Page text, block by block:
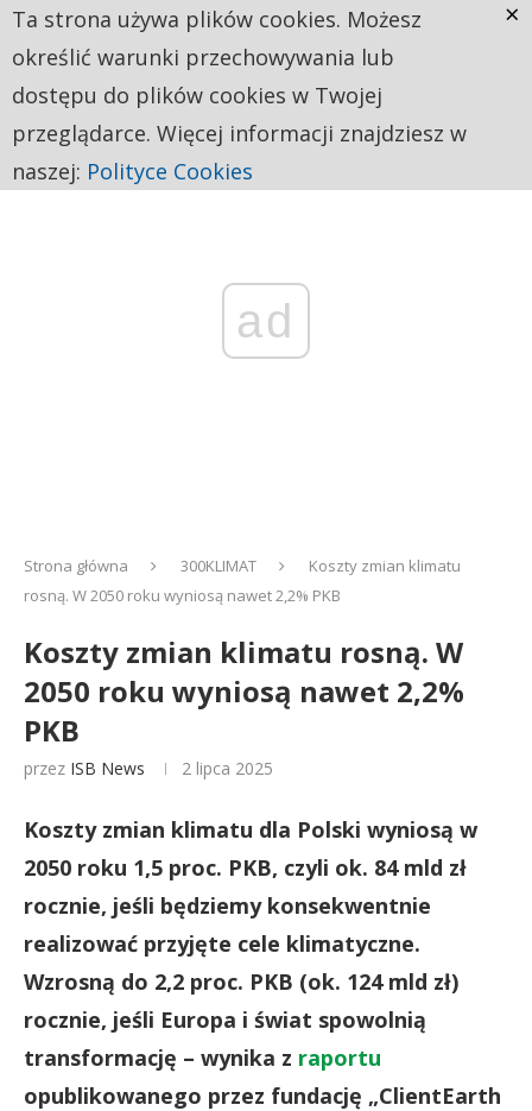
ad
Strona główna 300KLIMAT
Koszty zmian klimatu
rosną. W 2050 roku wyniosą nawet 2,2% PKB
Koszty zmian klimatu rosną. W
2050 roku wyniosą nawet 2,2%
PKB
przez ISB News 2 lipca 2025
Koszty zmian klimatu dla Polski wyniosą w
2050 roku 1,5 proc. PKB, czyli ok. 84 mld zł
rocznie, jeśli będziemy konsekwentnie
realizować przyjęte cele klimatyczne.
Wzrosną do 2,2 proc. PKB (ok. 124 mld zł)
rocznie, jeśli Europa i świat spowolnią
transformację – wynika z raportu
opublikowanego przez fundację „ClientEarth
Ta strona używa plików cookies. Możesz
określić warunki przechowywania lub
dostępu do plików cookies w Twojej
przeglądarce. Więcej informacji znajdziesz w
naszej: Polityce Cookies
×